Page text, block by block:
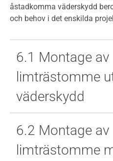
åstadkomma väderskydd
och behov i det enskilda
6.1 Montage av
limträstomme
väderskydd
6.2 Montage av
limträstomme